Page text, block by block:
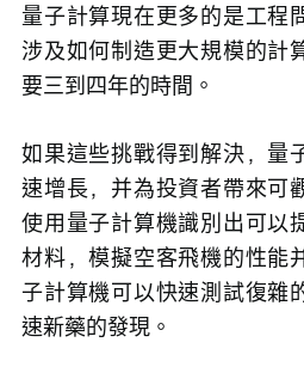
量子計算現在更多的是工程
涉及如何制造更大規模的計
要三到四年的時間。
如果這些挑戰得到解決，量
速增長，并為投資者帶來可
使用量子計算機識別出可以
材料，模擬空客飛機的性能
子計算機可以快速測試復雜
速新藥的發現。